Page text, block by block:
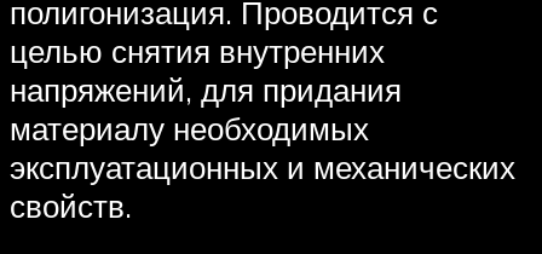
полигонизация. Проводится с
целью снятия внутренних
напряжений, для придания
материалу необходимых
эксплуатационных и механических
свойств.